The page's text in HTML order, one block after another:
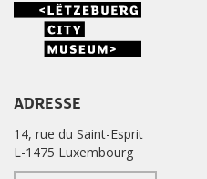
ADRESSE
14, rue du Saint-Esprit
L-1475 Luxembourg